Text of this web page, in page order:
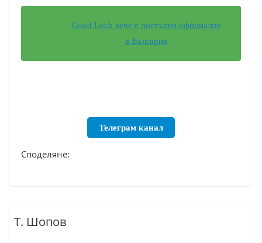
Good Lock вече е достъпен официално
в България
Телеграм канал
Споделяне:
Т. Шопов